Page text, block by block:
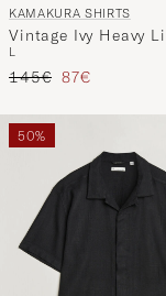
KAMAKURA SHIRTS
Vintage Ivy Heavy
Beach Shirt White
L
Reguliere prijs
145€ Verlaagd prijs
87€
50%